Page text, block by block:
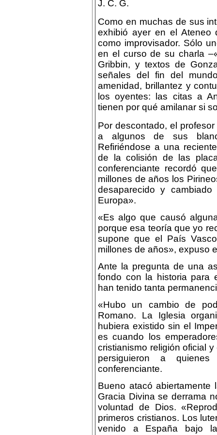
J. C. G.
Como en muchas de sus
exhibió ayer en el Ateneo
como improvisador. Sólo
en el curso de su charla
Gribbin, y textos de
señales del fin del
amenidad, brillantez y
los oyentes: las citas a
tienen por qué amilanar si
Por descontado, el
a algunos de sus
Refiriéndose a una
de la colisión de las
conferenciante recordó
millones de años los
desaparecido y
Europa».
«Es algo que causó
porque esa teoría que yo
supone que el País
millones de años», expuso
Ante la pregunta de una
fondo con la historia para
han tenido tanta
«Hubo un cambio de
Romano. La Iglesia
hubiera existido sin el
es cuando los
cristianismo religión oficial
persiguieron a
conferenciante.
Bueno atacó
Gracia Divina se derrama
voluntad de Dios.
primeros cristianos. Los
venido a España bajo